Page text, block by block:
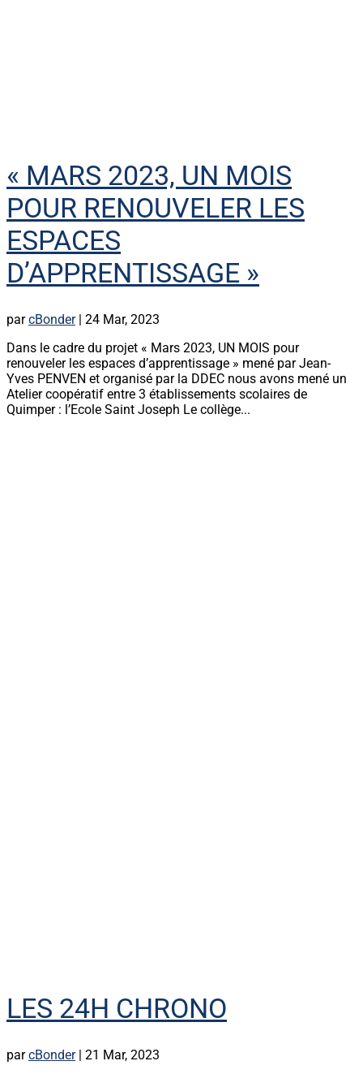
« MARS 2023, UN MOIS
POUR RENOUVELER LES
ESPACES
D’APPRENTISSAGE »
parcBonder| 24 Mar, 2023
Dans le cadre du projet « Mars 2023, UN MOIS pour
renouveler les espaces d’apprentissage » mené par Jean-
Yves PENVEN et organisé par la DDEC nous avons mené un
Atelier coopératif entre 3 établissements scolaires de
Quimper : l’Ecole Saint Joseph Le collège...
LES 24H CHRONO
parcBonder| 21 Mar, 2023